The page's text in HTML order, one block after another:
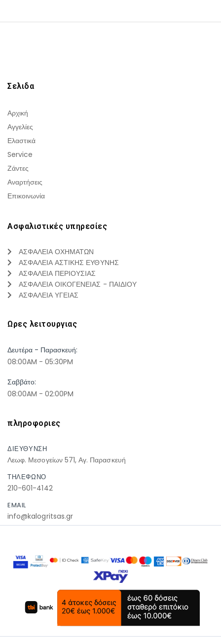
Σελιδα
Αρχική
Αγγελίες
Ελαστικά
Service
Ζάντες
Αναρτήσεις
Επικοινωνία
Ασφαλιστικές υπηρεσίες
ΑΣΦΑΛΕΙΑ ΟΧΗΜΑΤΩΝ
ΑΣΦΑΛΕΙΑ ΑΣΤΙΚΗΣ ΕΥΘΥΝΗΣ
ΑΣΦΑΛΕΙΑ ΠΕΡΙΟΥΣΙΑΣ
ΑΣΦΑΛΕΙΑ ΟΙΚΟΓΕΝΕΙΑΣ - ΠΑΙΔΙΟΥ
ΑΣΦΑΛΕΙΑ ΥΓΕΙΑΣ
Ωρες λειτουργιας
Δευτέρα - Παρασκευή:
08:00AM - 05:30PM
Σαββάτο:
08:00AM - 02:00PM
πληροφοριες
ΔΙΕΥΘΥΝΣΗ
Λεωφ. Μεσογείων 571, Αγ. Παρασκευή
ΤΗΛΕΦΩΝΟ
210-601-4142
EMAIL
info@kalogritsas.gr